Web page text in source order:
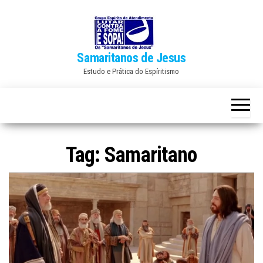
Samaritanos de Jesus
Estudo e Prática do Espíritismo
Tag: Samaritano